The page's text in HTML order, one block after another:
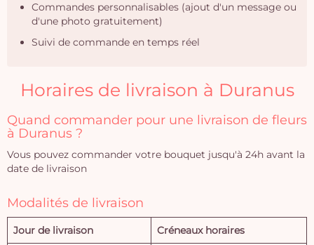
Commandes personnalisables (ajout d'un message ou
d'une photo gratuitement)
Suivi de commande en temps réel
Horaires de livraison à Duranus
Quand commander pour une livraison de fleurs
à Duranus ?
Vous pouvez commander votre bouquet jusqu'à 24h avant la
date de livraison
Modalités de livraison
Jour de livraison Créneaux horaires